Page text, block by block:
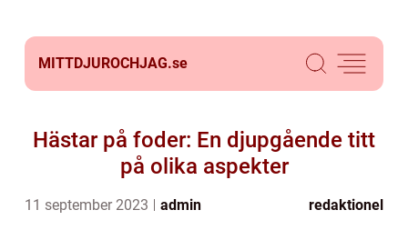
MITTDJUROCHJAG.se
Hästar på foder: En djupgående titt
på olika aspekter
11 september 2023 admin redaktionel